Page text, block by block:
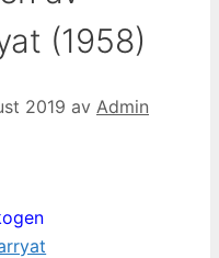
(1958)
2019 av Admin